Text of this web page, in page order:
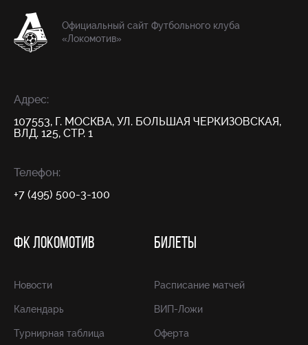
Официальный сайт Футбольного клуба
«Локомотив»
Адрес:
107553, Г. МОСКВА, УЛ. БОЛЬШАЯ ЧЕРКИЗОВСКАЯ,
ВЛД. 125, СТР. 1
Телефон:
+7 (495) 500-3-100
ФК ЛОКОМОТИВ
Новости
Календарь
Турнирная таблица
БИЛЕТЫ
Расписание матчей
ВИП-Ложи
Оферта